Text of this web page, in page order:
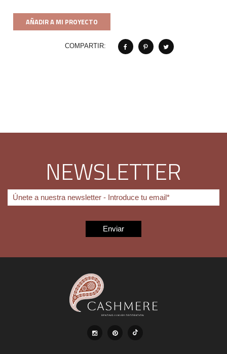
AÑADIR A MI PROYECTO
COMPARTIR:
NEWSLETTER